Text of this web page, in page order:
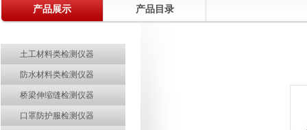
关于电子印章作废声明
行业观察 | 中国纺联领导调研部分土工建筑材料企业
热烈祝贺温州际高通过“浙江制造”品字标认证！
质量诚信报告
热烈祝贺温州际高2017"迎新年.聚团队"拓展活动取得圆满成功
产品展示 产品目录
土工材料类检测仪器
防水材料类检测仪器
桥梁伸缩缝检测仪器
口罩防护服检测仪器